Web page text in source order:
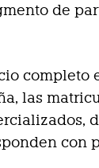
de
completo
las